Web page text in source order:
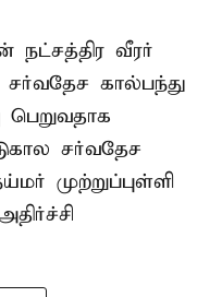
நட்சத்திர வீரர்
கால்பந்து
பெறுவதாக
சர்வதேச
முற்றுப்புள்ளி